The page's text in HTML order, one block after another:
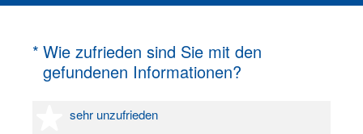
* Wie zufrieden sind Sie mit den
gefundenen Informationen?
(Erforderlich.)
sehr unzufrieden
1 Stern